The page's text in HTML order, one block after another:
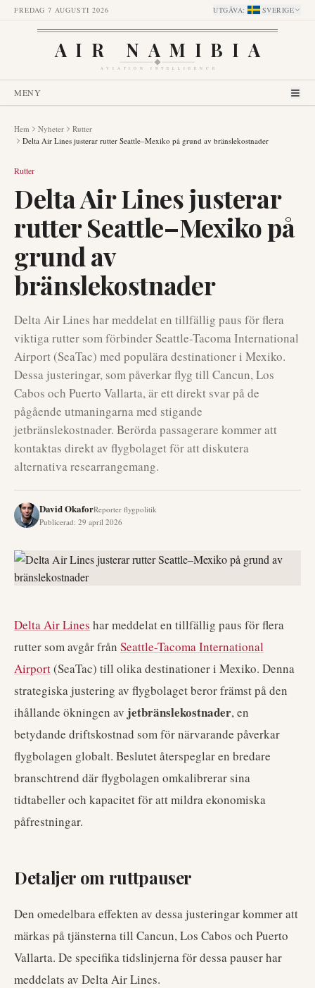
FREDAG 7 AUGUSTI 2026 UTGÅVA: SVERIGE
AIR NAMIBIA
AVIATION INTELLIGENCE
MENY
Hem Nyheter
Rutter
Delta Air Lines justerar rutter Seattle–Mexiko på grund av bränslekostnader
Rutter
Delta Air Lines justerar
rutter Seattle–Mexiko på
grund av
bränslekostnader
Delta Air Lines har meddelat en tillfällig paus för flera
viktiga rutter som förbinder Seattle-Tacoma International
Airport (SeaTac) med populära destinationer i Mexiko.
Dessa justeringar, som påverkar flyg till Cancun, Los
Cabos och Puerto Vallarta, är ett direkt svar på de
pågående utmaningarna med stigande
jetbränslekostnader. Berörda passagerare kommer att
kontaktas direkt av flygbolaget för att diskutera
alternativa researrangemang.
David OkaforReporter flygpolitik
Publicerad: 29 april 2026
Delta Air Lines har meddelat en tillfällig paus för flera
rutter som avgår från Seattle-Tacoma International
Airport(SeaTac) till olika destinationer i Mexiko. Denna
strategiska justering av flygbolaget beror främst på den
ihållande ökningen av jetbränslekostnader, en
betydande driftskostnad som för närvarande påverkar
flygbolagen globalt. Beslutet återspeglar en bredare
branschtrend där flygbolagen omkalibrerar sina
tidtabeller och kapacitet för att mildra ekonomiska
påfrestningar.
Detaljer om ruttpauser
Den omedelbara effekten av dessa justeringar kommer att
märkas på tjänsterna till Cancun, Los Cabos och Puerto
Vallarta. De specifika tidslinjerna för dessa pauser har
meddelats av Delta Air Lines.